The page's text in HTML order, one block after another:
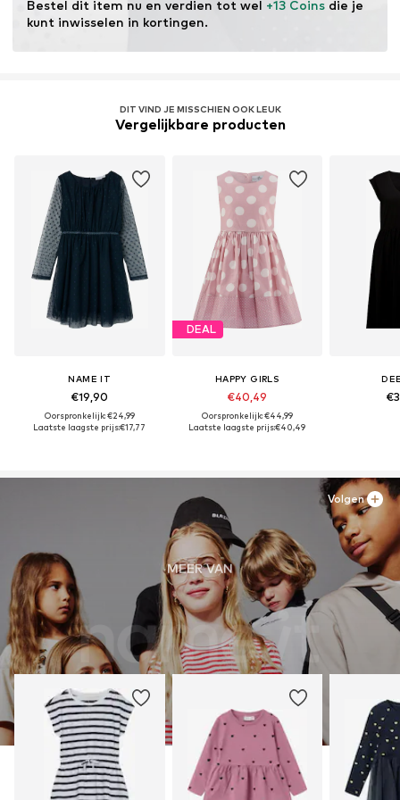
Bestel dit item nu en verdien tot wel +13 Coins die je
kunt inwisselen in kortingen.
DIT VIND JE MISSCHIEN OOK LEUK
Vergelijkbare producten
NAME IT
€19,90
Oorspronkelijk: €24,99
Laatste laagste prijs:€17,77
DEAL
HAPPY GIRLS
€40,49
Oorspronkelijk: €44,99
Laatste laagste prijs:€40,49
MEER VAN
Volgen